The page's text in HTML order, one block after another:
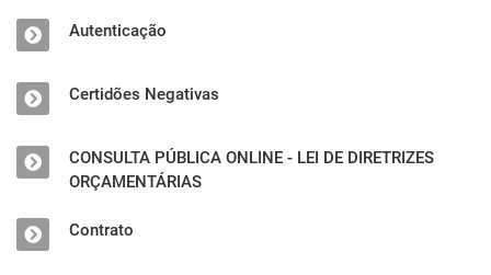
Autenticação
Certidões Negativas
CONSULTA PÚBLICA ONLINE - LEI DE DIRETRIZES
ORÇAMENTÁRIAS
Contrato